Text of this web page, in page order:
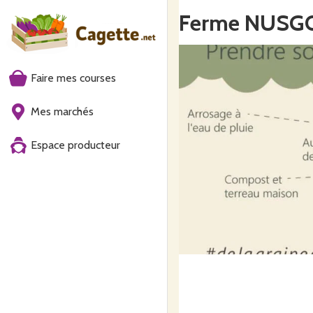
Faire mes courses
Mes marchés
Espace producteur
Ferme